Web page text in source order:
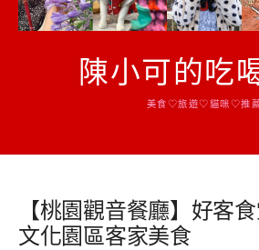
陳小可的吃
美食♡旅遊♡貓咪♡推
【桃園觀音餐廳】好客
文化園區客家美食